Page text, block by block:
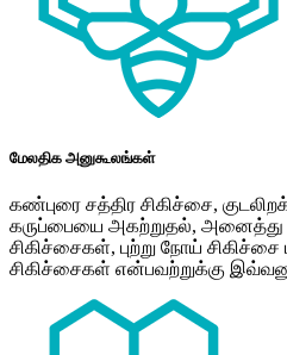
மேலதிக அனுகூலங்கள்
கண்புரை சத்திர சிகிச்சை,
கருப்பையை அகற்றுதல்,
சிகிச்சைகள், புற்று நோய்
சிகிச்சைகள் என்பவற்றுக்கு